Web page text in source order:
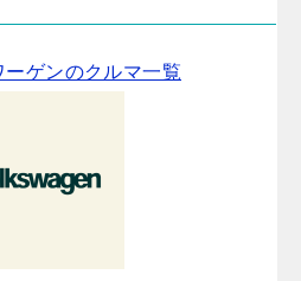
ーゲンのクルマ一覧